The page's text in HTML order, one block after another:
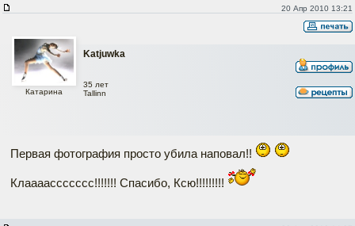
20 Апр 2010 13:21
Katjuwka
Катарина
35 лет
Tallinn
Первая фотография просто убила наповал!!
Клаааассссссс!!!!!!! Спасибо, Ксю!!!!!!!!!